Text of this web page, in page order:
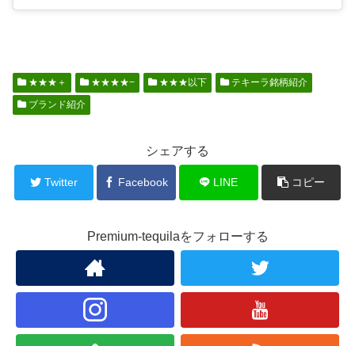
★★★＋ ★★★★− ★★★以下
テキーラ銘柄紹介
ブランド紹介
シェアする
Twitter Facebook LINE コピー
Premium-tequilaをフォローする